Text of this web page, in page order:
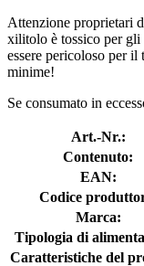
Attenzione proprietari
xilitolo è tossico per
essere pericoloso per il
minime!
Se consumato in
Art.-Nr.:
Contenuto:
EAN:
Codice
Marca:
Tipologia di
Caratteristiche del